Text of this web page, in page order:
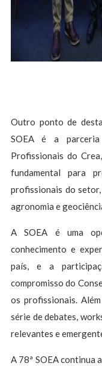
Outro ponto de
SOEA é a
Profissionais do
fundamental para
profissionais do
agronomia e
A SOEA é uma
conhecimento e
país, e a
compromisso do
os profissionais.
série de debates,
relevantes e
A 78ª SOEA continua